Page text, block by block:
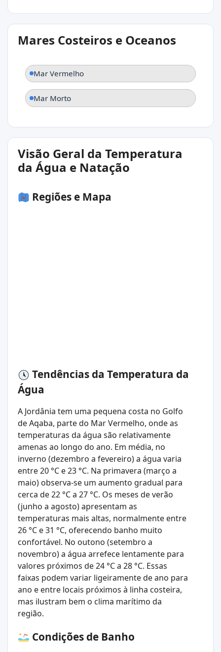
Mares Costeiros e Oceanos
Mar Vermelho
Mar Morto
Visão Geral da Temperatura
da Água e Natação
Regiões e Mapa
Tendências da Temperatura da
Água
A Jordânia tem uma pequena costa no Golfo
de Aqaba, parte do Mar Vermelho, onde as
temperaturas da água são relativamente
amenas ao longo do ano. Em média, no
inverno (dezembro a fevereiro) a água varia
entre 20 °C e 23 °C. Na primavera (março a
maio) observa-se um aumento gradual para
cerca de 22 °C a 27 °C. Os meses de verão
(junho a agosto) apresentam as
temperaturas mais altas, normalmente entre
26 °C e 31 °C, oferecendo banho muito
confortável. No outono (setembro a
novembro) a água arrefece lentamente para
valores próximos de 24 °C a 28 °C. Essas
faixas podem variar ligeiramente de ano para
ano e entre locais próximos à linha costeira,
mas ilustram bem o clima marítimo da
região.
Condições de Banho